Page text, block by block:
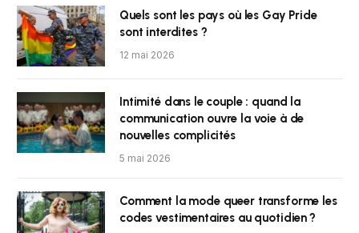
Quels sont les pays où les Gay Pride
sont interdites ?
12 mai 2026
Intimité dans le couple : quand la
communication ouvre la voie à de
nouvelles complicités
5 mai 2026
Comment la mode queer transforme les
codes vestimentaires au quotidien ?